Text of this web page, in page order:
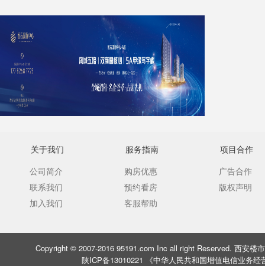
关于我们
公司简介
联系我们
加入我们
服务指南
购房优惠
预约看房
客服帮助
项目合作
广告合作
版权声明
Copyright © 2007-2016 95191.com Inc all right Reserved. 西安楼
陕ICP备13010221 《中华人民共和国增值电信业务经